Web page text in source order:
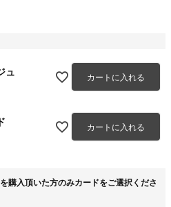
ュ
カートに入れる
カートに入れる
購入頂いた方のみカードをご選択くださ